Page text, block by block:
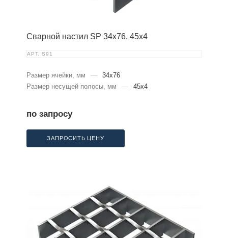
Сварной настил SP 34х76, 45х4
АРТ. S91
Размер ячейки, мм —
34x76
Размер несущей полосы, мм
— 45x4
по запросу
ЗАПРОСИТЬ ЦЕНУ